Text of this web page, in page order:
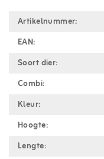
Artikelnummer:
EAN:
Soort dier:
Combi:
Kleur:
Hoogte:
Lengte: